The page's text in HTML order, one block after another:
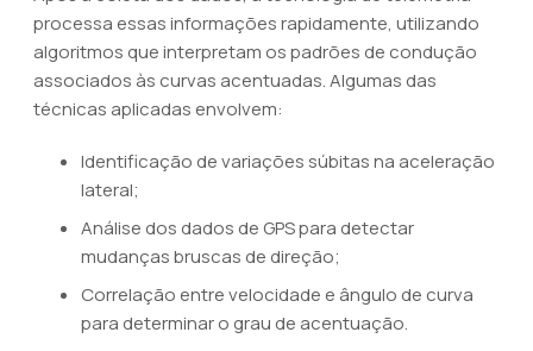
processa essas informações rapidamente, utilizando
algoritmos que interpretam os padrões de condução
associados às curvas acentuadas. Algumas das
técnicas aplicadas envolvem:
Identificação de variações súbitas na aceleração
lateral;
Análise dos dados de GPS para detectar
mudanças bruscas de direção;
Correlação entre velocidade e ângulo de curva
para determinar o grau de acentuação.